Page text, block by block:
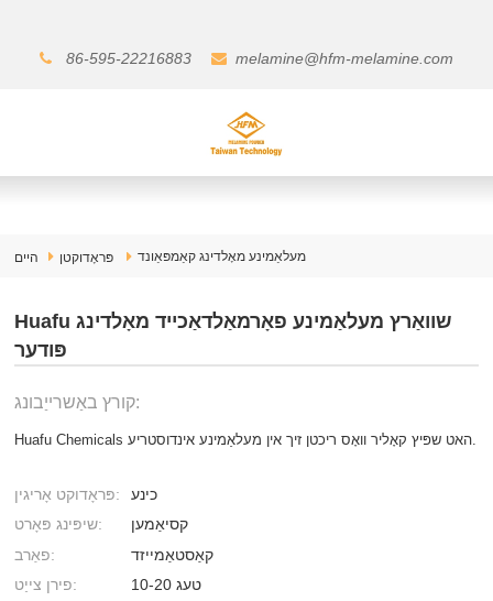
86-595-22216883 melamine@hfm-melamine.com
היים פּראָדוקטן מעלאַמינע מאָלדינג קאַמפּאַונד
Huafu שוואַרץ מעלאַמינע פאָרמאַלדאַכייד מאָלדינג
פּודער
קורץ באַשרייַבונג:
פּראָדוקט אָריגין:
כינע
שיפּינג פּאָרט:
קסיאַמען
פאַרב:
קאַסטאַמייזד
פירן צייַט:
10-20 טעג